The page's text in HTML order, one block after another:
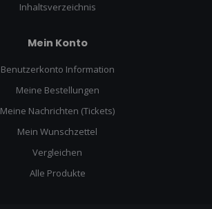
Inhaltsverzeichnis
Mein Konto
Benutzerkonto Information
Meine Bestellungen
Meine Nachrichten (Tickets)
Mein Wunschzettel
Vergleichen
Alle Produkte